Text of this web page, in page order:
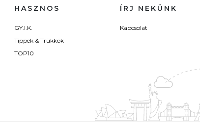
HASZNOS
GY.I.K.
Tippek & Trükkök
TOP10
ÍRJ NEKÜNK
Kapcsolat